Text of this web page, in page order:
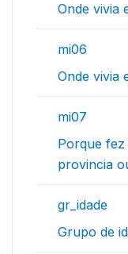
Onde vivia
mi06
Onde vivia
mi07
Porque fez
provincia
gr_idade
Grupo de